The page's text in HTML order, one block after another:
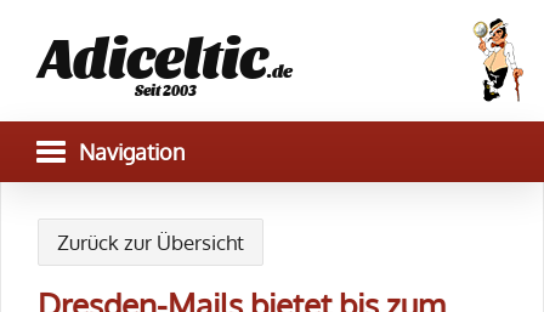
Adiceltic.de
Seit 2003
Zurück zur Übersicht